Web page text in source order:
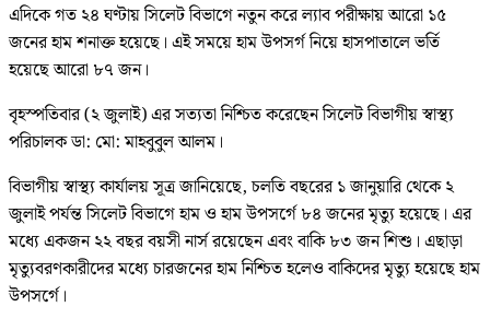
এদিকে গত ২৪ ঘণ্টায় সিলেট বিভাগে নতুন করে ল্যাব পরীক্ষায় আরো ১৫
জনের হাম শনাক্ত হয়েছে। এই সময়ে হাম উপসর্গ নিয়ে হাসপাতালে ভর্তি
হয়েছে আরো ৮৭ জন।
বৃহস্পতিবার (২ জুলাই) এর সত্যতা নিশ্চিত করেছেন সিলেট বিভাগীয় স্বাস্থ্য
পরিচালক ডা: মো: মাহবুবুল আলম।
বিভাগীয় স্বাস্থ্য কার্যালয় সূত্র জানিয়েছে, চলতি বছরের ১ জানুয়ারি থেকে ২
জুলাই পর্যন্ত সিলেট বিভাগে হাম ও হাম উপসর্গে ৮৪ জনের মৃত্যু হয়েছে। এর
মধ্যে একজন ২২ বছর বয়সী নার্স রয়েছেন এবং বাকি ৮৩ জন শিশু। এছাড়া
মৃত্যুবরণকারীদের মধ্যে চারজনের হাম নিশ্চিত হলেও বাকিদের মৃত্যু হয়েছে হাম
উপসর্গে।